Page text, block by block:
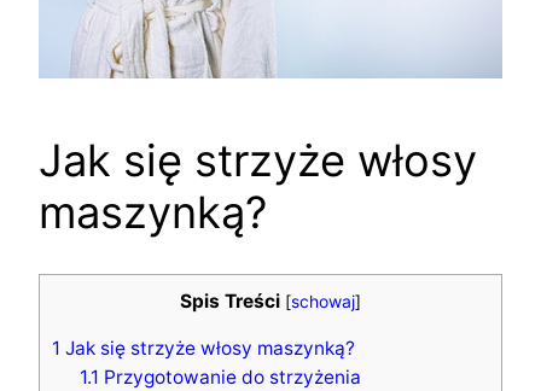
Jak się strzyże włosy
maszynką?
Spis Treści [schowaj]
1 Jak się strzyże włosy maszynką?
1.1 Przygotowanie do strzyżenia